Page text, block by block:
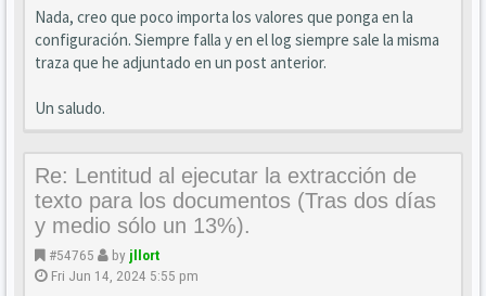
Nada, creo que poco importa los valores que ponga en la
configuración. Siempre falla y en el log siempre sale la misma
traza que he adjuntado en un post anterior.
Un saludo.
Re: Lentitud al ejecutar la extracción de
texto para los documentos (Tras dos días
y medio sólo un 13%).
#54765 by jllort
Fri Jun 14, 2024 5:55 pm